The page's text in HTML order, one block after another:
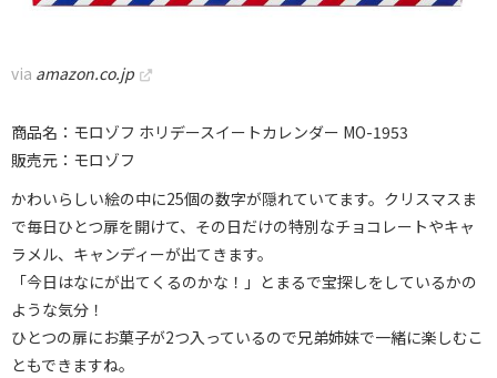
via amazon.co.jp
商品名：モロゾフ ホリデースイートカレンダー MO-1953
販売元：モロゾフ
かわいらしい絵の中に25個の数字が隠れていてます。クリスマスま
で毎日ひとつ扉を開けて、その日だけの特別なチョコレートやキャ
ラメル、キャンディーが出てきます。
「今日はなにが出てくるのかな！」とまるで宝探しをしているかの
ような気分！
ひとつの扉にお菓子が2つ入っているので兄弟姉妹で一緒に楽しむこ
ともできますね。